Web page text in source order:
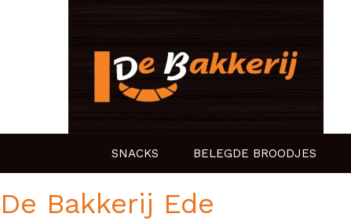
SNACKS BELEGDE BROODJES
De Bakkerij Ede